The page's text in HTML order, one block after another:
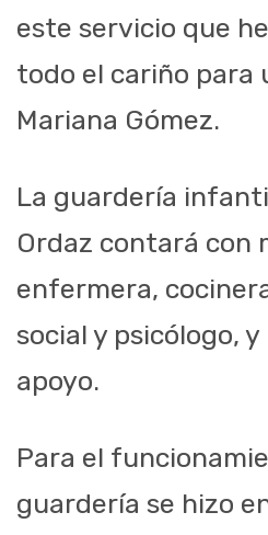
este servicio que
todo el cariño para
Mariana Gómez.
La guardería
Ordaz contará con
enfermera, cociner
social y psicólogo,
apoyo.
Para el
guardería se hizo